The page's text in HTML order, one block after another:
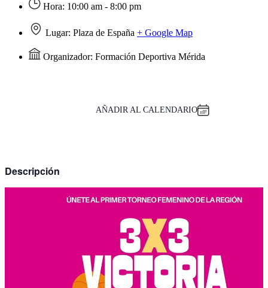
Hora: 10:00 am - 8:00 pm
Lugar: Plaza de España + Google Map
Organizador: Formación Deportiva Mérida
AÑADIR AL CALENDARIO
Descripción